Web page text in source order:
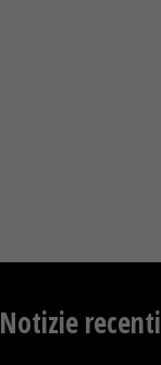
Notizie recenti